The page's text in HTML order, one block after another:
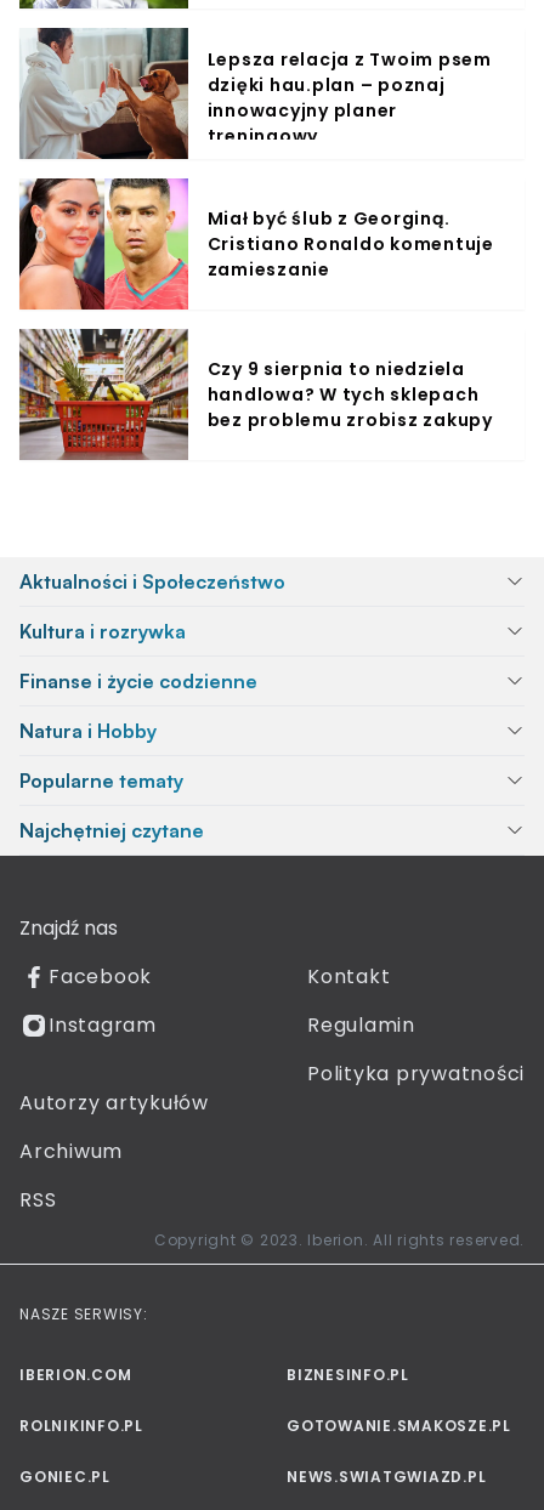
Lepsza relacja z Twoim psem
dzięki hau.plan – poznaj
innowacyjny planer
treningowy
Miał być ślub z Georginą.
Cristiano Ronaldo komentuje
zamieszanie
Czy 9 sierpnia to niedziela
handlowa? W tych sklepach
bez problemu zrobisz zakupy
Aktualności i Społeczeństwo
Kultura i rozrywka
Finanse i życie codzienne
Natura i Hobby
Popularne tematy
Najchętniej czytane
Znajdź nas
Facebook
Instagram
Kontakt
Regulamin
Polityka prywatności
Autorzy artykułów
Archiwum
RSS
Copyright © 2023. Iberion. All rights reserved.
NASZE SERWISY:
IBERION.COM BIZNESINFO.PL
ROLNIKINFO.PL GOTOWANIE.SMAKOSZE.PL
GONIEC.PL NEWS.SWIATGWIAZD.PL